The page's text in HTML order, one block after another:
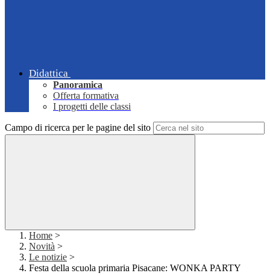
Didattica
Panoramica
Offerta formativa
I progetti delle classi
Campo di ricerca per le pagine del sito
Home >
Novità >
Le notizie >
Festa della scuola primaria Pisacane: WONKA PARTY